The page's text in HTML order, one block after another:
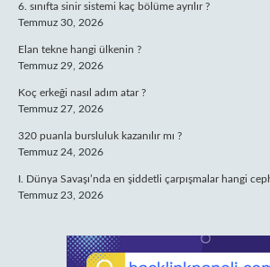
6. sınıfta sinir sistemi kaç bölüme ayrılır ?
Temmuz 30, 2026
Elan tekne hangi ülkenin ?
Temmuz 29, 2026
Koç erkeği nasıl adım atar ?
Temmuz 27, 2026
320 puanla bursluluk kazanılır mı ?
Temmuz 24, 2026
I. Dünya Savaşı’nda en şiddetli çarpışmalar hangi
Temmuz 23, 2026